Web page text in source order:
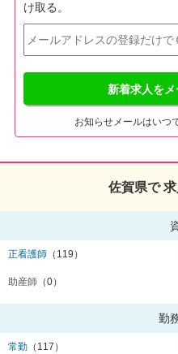
け取る。
新着求人を
お知らせメールはいつ
佐賀県で
正看護師 （119）
助産師 （0）
勤
常勤 （117）